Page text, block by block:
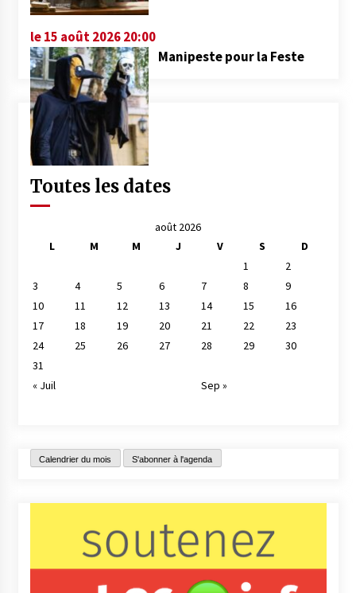
le 15 août 2026 20:00
Manipeste pour la Feste
Toutes les dates
août 2026
L
M M J V S
D
1
2
3
4 5 6 7 8
9
10
11 12 13 14 15
16
17
18 19 20 21 22
23
24
25 26 27 28 29
30
31
« Juil
Sep »
Calendrier du mois S'abonner à l'agenda